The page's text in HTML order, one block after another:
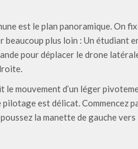
est le plan panoramique. On
plus loin : Un étudiant
pour déplacer le drone
le mouvement d’un léger
est délicat. Commencez
la manette de gauche